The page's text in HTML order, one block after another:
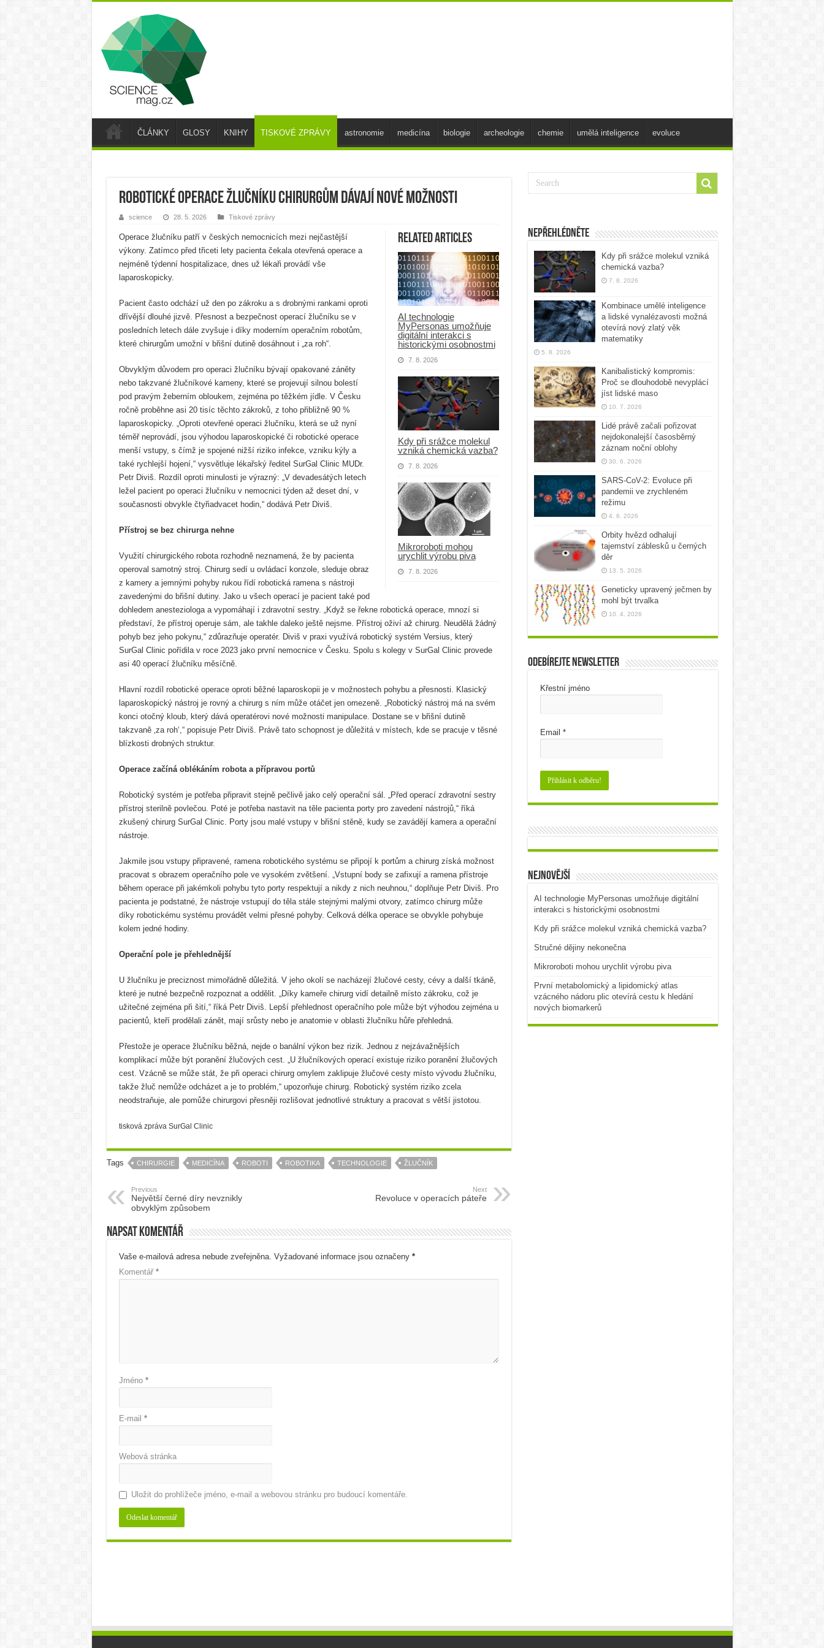
ČLÁNKY GLOSY KNIHY TISKOVÉ ZPRÁVY astronomie medicína biologie archeologie chemie umělá inteligence evoluce
Robotické operace žlučníku chirurgům dávají nové možnosti
science 28. 5. 2026 Tiskové zprávy
Related Articles
AI technologie
MyPersonas umožňuje
digitální interakci s
historickými osobnostmi
7. 8. 2026
Kdy při srážce molekul
vzniká chemická vazba?
7. 8. 2026
Mikroroboti mohou
urychlit výrobu piva
7. 8. 2026
Operace žlučníku patří v českých nemocnicích mezi nejčastější
výkony. Zatímco před třiceti lety pacienta čekala otevřená operace a
nejméně týdenní hospitalizace, dnes už lékaři provádí vše
laparoskopicky.
Pacient často odchází už den po zákroku a s drobnými rankami oproti
dřívější dlouhé jizvě. Přesnost a bezpečnost operací žlučníku se v
posledních letech dále zvyšuje i díky moderním operačním robotům,
které chirurgům umožní v břišní dutině dosáhnout i „za roh“.
Obvyklým důvodem pro operaci žlučníku bývají opakované záněty
nebo takzvané žlučníkové kameny, které se projevují silnou bolestí
pod pravým žeberním obloukem, zejména po těžkém jídle. V Česku
ročně proběhne asi 20 tisíc těchto zákroků, z toho přibližně 90 %
laparoskopicky. „Oproti otevřené operaci žlučníku, která se už nyní
téměř neprovádí, jsou výhodou laparoskopické či robotické operace
menší vstupy, s čímž je spojené nižší riziko infekce, vzniku kýly a
také rychlejší hojení,“ vysvětluje lékařský ředitel SurGal Clinic MUDr.
Petr Diviš. Rozdíl oproti minulosti je výrazný: „V devadesátých letech
ležel pacient po operaci žlučníku v nemocnici týden až deset dní, v
současnosti obvykle čtyřiadvacet hodin,“ dodává Petr Diviš.
Přístroj se bez chirurga nehne
Využití chirurgického robota rozhodně neznamená, že by pacienta
operoval samotný stroj. Chirurg sedí u ovládací konzole, sleduje obraz
z kamery a jemnými pohyby rukou řídí robotická ramena s nástroji
zavedenými do břišní dutiny. Jako u všech operací je pacient také pod
dohledem anesteziologa a vypomáhají i zdravotní sestry. „Když se řekne robotická operace, mnozí si
představí, že přístroj operuje sám, ale takhle daleko ještě nejsme. Přístroj oživí až chirurg. Neudělá žádný
pohyb bez jeho pokynu,“ zdůrazňuje operatér. Diviš v praxi využívá robotický systém Versius, který
SurGal Clinic pořídila v roce 2023 jako první nemocnice v Česku. Spolu s kolegy v SurGal Clinic provede
asi 40 operací žlučníku měsíčně.
Hlavní rozdíl robotické operace oproti běžné laparoskopii je v možnostech pohybu a přesnosti. Klasický
laparoskopický nástroj je rovný a chirurg s ním může otáčet jen omezeně. „Robotický nástroj má na svém
konci otočný kloub, který dává operatérovi nové možnosti manipulace. Dostane se v břišní dutině
takzvaně ‚za roh‘,“ popisuje Petr Diviš. Právě tato schopnost je důležitá v místech, kde se pracuje v těsné
blízkosti drobných struktur.
Operace začíná oblékáním robota a přípravou portů
Robotický systém je potřeba připravit stejně pečlivě jako celý operační sál. „Před operací zdravotní sestry
přístroj sterilně povlečou. Poté je potřeba nastavit na těle pacienta porty pro zavedení nástrojů,“ říká
zkušený chirurg SurGal Clinic. Porty jsou malé vstupy v břišní stěně, kudy se zavádějí kamera a operační
nástroje.
Jakmile jsou vstupy připravené, ramena robotického systému se připojí k portům a chirurg získá možnost
pracovat s obrazem operačního pole ve vysokém zvětšení. „Vstupní body se zafixují a ramena přístroje
během operace při jakémkoli pohybu tyto porty respektují a nikdy z nich neuhnou,“ doplňuje Petr Diviš. Pro
pacienta je podstatné, že nástroje vstupují do těla stále stejnými malými otvory, zatímco chirurg může
díky robotickému systému provádět velmi přesné pohyby. Celková délka operace se obvykle pohybuje
kolem jedné hodiny.
Operační pole je přehlednější
U žlučníku je preciznost mimořádně důležitá. V jeho okolí se nacházejí žlučové cesty, cévy a další tkáně,
které je nutné bezpečně rozpoznat a oddělit. „Díky kameře chirurg vidí detailně místo zákroku, což je
užitečné zejména při šití,“ říká Petr Diviš. Lepší přehlednost operačního pole může být výhodou zejména u
pacientů, kteří prodělali zánět, mají srůsty nebo je anatomie v oblasti žlučníku hůře přehledná.
Přestože je operace žlučníku běžná, nejde o banální výkon bez rizik. Jednou z nejzávažnějších
komplikací může být poranění žlučových cest. „U žlučníkových operací existuje riziko poranění žlučových
cest. Vzácně se může stát, že při operaci chirurg omylem zaklipuje žlučové cesty místo vývodu žlučníku,
takže žluč nemůže odcházet a je to problém,“ upozorňuje chirurg. Robotický systém riziko zcela
neodstraňuje, ale pomůže chirurgovi přesněji rozlišovat jednotlivé struktury a pracovat s větší jistotou.
tisková zpráva SurGal Clinic
Tags CHIRURGIE MEDICÍNA ROBOTI ROBOTIKA TECHNOLOGIE ŽLUČNÍK
Previous
Největší černé díry nevznikly
obvyklým způsobem
Next
Revoluce v operacích páteře
Napsat komentář
Vaše e-mailová adresa nebude zveřejněna. Vyžadované informace jsou označeny *
Komentář *
Jméno *
E-mail *
Webová stránka
Uložit do prohlížeče jméno, e-mail a webovou stránku pro budoucí komentáře.
Nepřehlédněte
Kdy při srážce molekul vzniká
chemická vazba?
7. 8. 2026
Kombinace umělé inteligence
a lidské vynalézavosti možná
otevírá nový zlatý věk
matematiky
5. 8. 2026
Kanibalistický kompromis:
Proč se dlouhodobě nevyplácí
jíst lidské maso
10. 7. 2026
Lidé právě začali pořizovat
nejdokonalejší časosběrný
záznam noční oblohy
30. 6. 2026
SARS-CoV-2: Evoluce při
pandemii ve zrychleném
režimu
4. 6. 2026
Orbity hvězd odhalují
tajemství záblesků u černých
děr
13. 5. 2026
Geneticky upravený ječmen by
mohl být trvalka
10. 4. 2026
Odebírejte newsletter
Křestní jméno
Email *
Nejnovější
AI technologie MyPersonas umožňuje digitální
interakci s historickými osobnostmi
Kdy při srážce molekul vzniká chemická vazba?
Stručné dějiny nekonečna
Mikroroboti mohou urychlit výrobu piva
První metabolomický a lipidomický atlas
vzácného nádoru plic otevírá cestu k hledání
nových biomarkerů